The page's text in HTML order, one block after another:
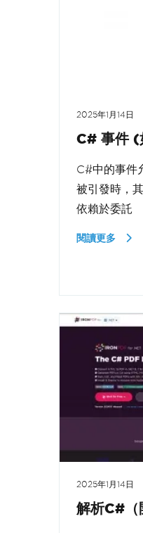
2025年1月14日
C# 事件 (
C#中的事件
被引發時，
依賴於委託
閱讀更多
2025年1月14日
解析C#（